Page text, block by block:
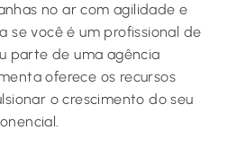
no ar com agilidade e
se você é um profissional de
parte de uma agência
oferece os recursos
o crescimento do seu